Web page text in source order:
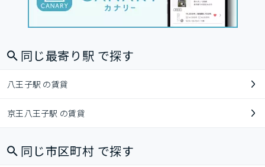
同じ最寄り駅 で探す
八王子駅 の賃貸
京王八王子駅 の賃貸
同じ市区町村 で探す